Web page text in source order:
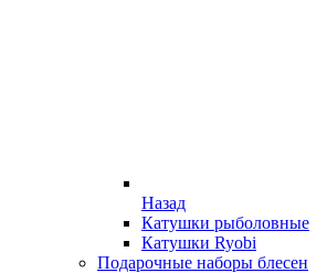
Назад
Катушки рыболовные
Катушки Ryobi
Подарочные наборы блесен